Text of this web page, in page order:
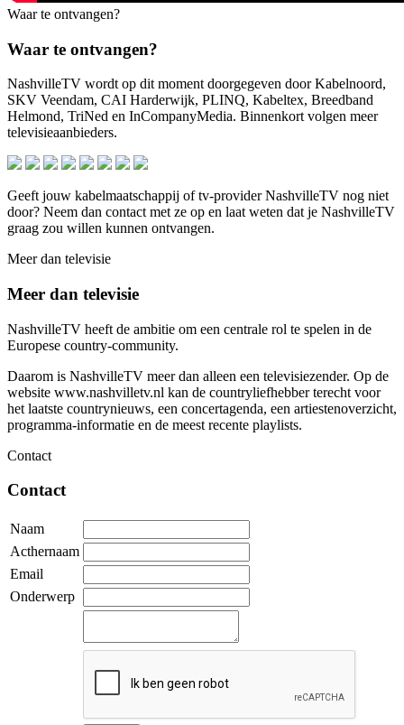
Waar te ontvangen?
Waar te ontvangen?
NashvilleTV wordt op dit moment doorgegeven door Kabelnoord,
SKV Veendam, CAI Harderwijk, PLINQ, Kabeltex, Breedband
Helmond, TriNed en InCompanyMedia. Binnenkort volgen meer
televisieaanbieders.
Geeft jouw kabelmaatschappij of tv-provider NashvilleTV nog niet
door? Neem dan contact met ze op en laat weten dat je NashvilleTV
graag zou willen kunnen ontvangen.
Meer dan televisie
Meer dan televisie
NashvilleTV heeft de ambitie om een centrale rol te spelen in de
Europese country-community.
Daarom is NashvilleTV meer dan alleen een televisiezender. Op de
website www.nashvilletv.nl kan de countryliefhebber terecht voor
het laatste countrynieuws, een concertagenda, een artiestenoverzicht,
programma-informatie en de meest recente playlists.
Contact
Contact
Naam
Acthernaam
Email
Onderwerp